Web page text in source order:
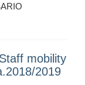
mobility
2019